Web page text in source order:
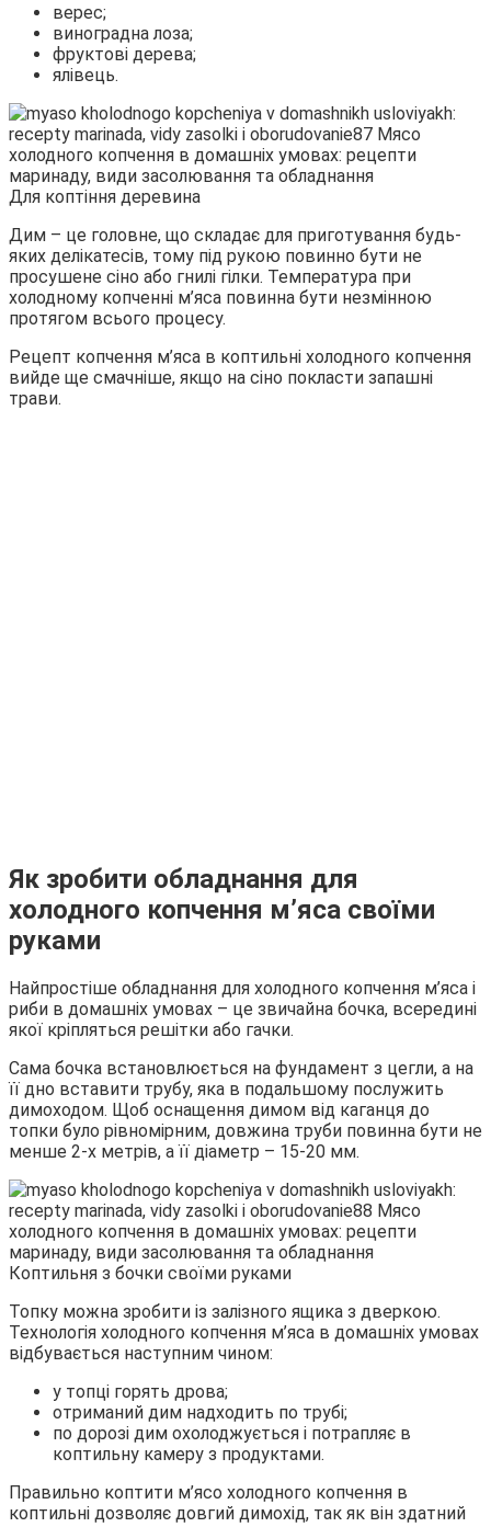
верес;
виноградна лоза;
фруктові дерева;
ялівець.
Для коптіння деревина
Дим – це головне, що складає для приготування будь-
яких делікатесів, тому під рукою повинно бути не
просушене сіно або гнилі гілки. Температура при
холодному копченні м’яса повинна бути незмінною
протягом всього процесу.
Рецепт копчення м’яса в коптильні холодного копчення
вийде ще смачніше, якщо на сіно покласти запашні
трави.
Як зробити обладнання для
холодного копчення м’яса своїми
руками
Найпростіше обладнання для холодного копчення м’яса і
риби в домашніх умовах – це звичайна бочка, всередині
якої кріпляться решітки або гачки.
Сама бочка встановлюється на фундамент з цегли, а на
її дно вставити трубу, яка в подальшому послужить
димоходом. Щоб оснащення димом від каганця до
топки було рівномірним, довжина труби повинна бути не
менше 2-х метрів, а її діаметр – 15-20 мм.
Коптильня з бочки своїми руками
Топку можна зробити із залізного ящика з дверкою.
Технологія холодного копчення м’яса в домашніх умовах
відбувається наступним чином:
у топці горять дрова;
отриманий дим надходить по трубі;
по дорозі дим охолоджується і потрапляє в
коптильну камеру з продуктами.
Правильно коптити м’ясо холодного копчення в
коптильні дозволяє довгий димохід, так як він здатний